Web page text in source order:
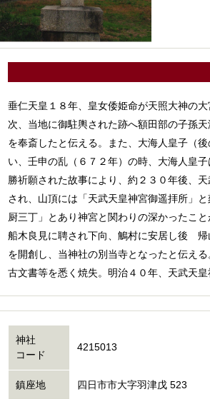
垂仁天皇１８年、皇女倭姫命が天照大神の
次、当地に御駐輿された跡へ額田部の子孫
を奉斎したと伝える。また、大海人皇子（
い、壬申の乱（６７２年）の時、大海人皇
勝祈願された故事により、約２３０年後、
され、山頂には「天武天皇神宮御遥拝所」
厨三丁」とあり神宮と関わりの深かったこ
船木良見に聘され下向、鵤村に安居し後
を開創し、当神社の別当寺となったと伝え
古文書等を悉く焼失。明治４０年、天武天
神社
コード
4215013
鎮座地 四日市市大字羽津戊 523